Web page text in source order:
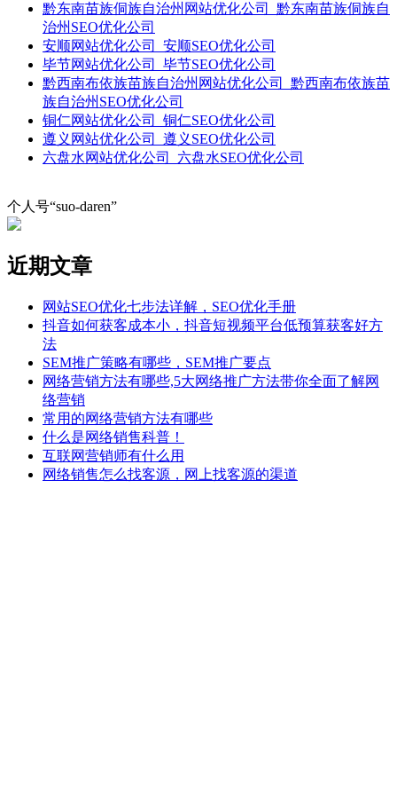
黔东南苗族侗族自治州网站优化公司_黔东南苗族侗族自
治州SEO优化公司
安顺网站优化公司_安顺SEO优化公司
毕节网站优化公司_毕节SEO优化公司
黔西南布依族苗族自治州网站优化公司_黔西南布依族苗
族自治州SEO优化公司
铜仁网站优化公司_铜仁SEO优化公司
遵义网站优化公司_遵义SEO优化公司
六盘水网站优化公司_六盘水SEO优化公司
个人号“suo-daren”
近期文章
网站SEO优化七步法详解，SEO优化手册
抖音如何获客成本小，抖音短视频平台低预算获客好方
法
SEM推广策略有哪些，SEM推广要点
网络营销方法有哪些,5大网络推广方法带你全面了解网
络营销
常用的网络营销方法有哪些
什么是网络销售科普！
互联网营销师有什么用
网络销售怎么找客源，网上找客源的渠道